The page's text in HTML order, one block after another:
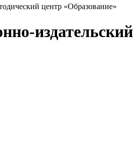
центр «Образование»
издательский